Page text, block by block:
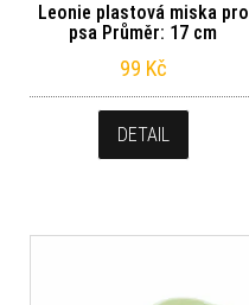
Leonie plastová miska pro
psa Průměr: 17 cm
99 Kč
DETAIL